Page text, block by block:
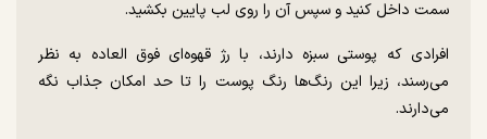
سمت داخل کنید و سپس آن را روی لب پایین بکشید.
افرادی که پوستی سبزه دارند، با رژ قهوه‌ای فوق العاده به نظر
می‌رسند، زیرا این رنگ‌ها رنگ پوست را تا حد امکان جذاب نگه
می‌دارند.